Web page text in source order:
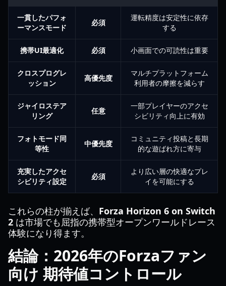
一貫したパフォ
ーマンスモード
必須
運転精度は安定性に依存
する
携帯UI最適化 必須 小画面での可読性は重要
クロスプログレ
ッション
高優先度
マルチプラットフォーム
利用者の摩擦を減らす
ジャイロステア
リング
任意
一部プレイヤーのアクセ
シビリティ向上に有効
フォトモード同
等性
中優先度
コミュニティ投稿と長期
的な遊ばれ方に寄与
充実したアクセ
シビリティ設定
必須
より広い層の快適なプレ
イを可能にする
これらの柱が揃えば、 Forza Horizon 6 on Switch
2 は市場でも屈指の携帯型オープンワールドレース
体験になり得ます。
結論：2026年のForzaファン
向け 期待値コントロール